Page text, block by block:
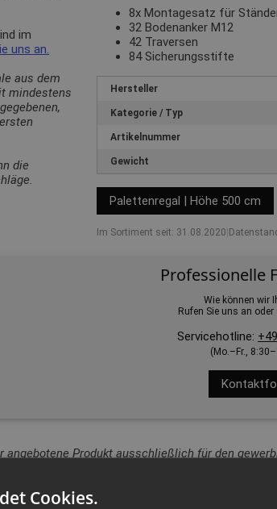
im
uns an.
aus dem
mindestens
die
8x Montagesatz für
32 Bodenanker M12
42 Traversen
84 Sicherungsstifte
Hersteller
Kategorie / Typ
Artikelnummer
Gewicht
Palettenregal | Höhe 500 cm
Im Sortiment seit: 31.08.2020
Professionelle
Wie können wir
Rufen Sie uns an
Servicehotline:
(Mo.–Fr.,
Produkt ausschließlich für den
Cookies.